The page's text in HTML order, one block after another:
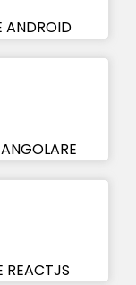
ANDROID
REACTJS